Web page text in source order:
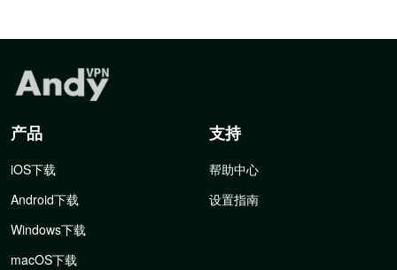
产品
iOS下载
Android下载
Windows下载
macOS下载
支持
帮助中心
设置指南